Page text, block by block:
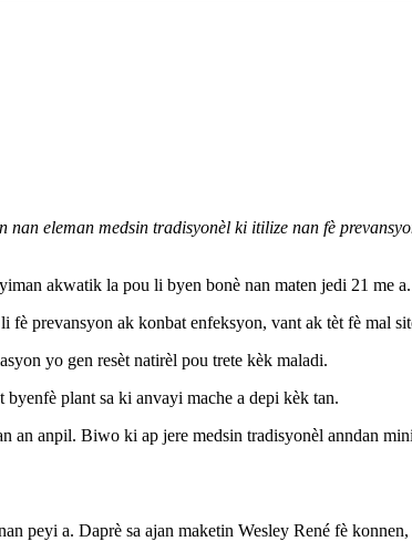
eleman medsin tradisyonèl ki itilize nan fè
akwatik la pou li byen bonè nan maten jedi 21 me a.
prevansyon ak konbat enfeksyon, vant ak tèt fè mal
yo gen resèt natirèl pou trete kèk maladi.
plant sa ki anvayi mache a depi kèk tan.
anpil. Biwo ki ap jere medsin tradisyonèl anndan
peyi a. Daprè sa ajan maketin Wesley René fè konnen,